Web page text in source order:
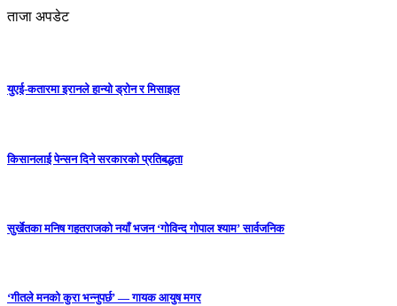
ताजा अपडेट
युएई-कतारमा इरानले हान्यो ड्रोन र मिसाइल
किसानलाई पेन्सन दिने सरकारको प्रतिबद्धता
सुर्खेतका मनिष गहतराजको नयाँ भजन ‘गोविन्द गोपाल श्याम’ सार्वजनिक
‘गीतले मनको कुरा भन्नुपर्छ’ — गायक आयुष मगर